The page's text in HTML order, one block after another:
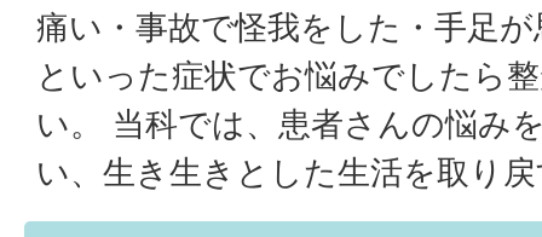
痛い・事故で怪我をした・手足
といった症状でお悩みでしたら
い。 当科では、患者さんの悩み
い、生き生きとした生活を取り